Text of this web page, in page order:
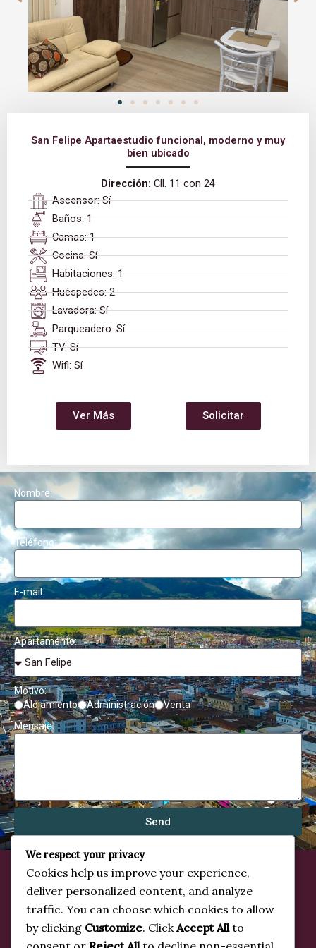
San Felipe Apartaestudio funcional, moderno y muy
bien ubicado
Dirección: Cll. 11 con 24
Ascensor: Sí
Baños: 1
Camas: 1
Cocina: Sí
Habitaciones: 1
Huéspedes: 2
Lavadora: Sí
Parqueadero: Sí
TV: Sí
Wifi: Sí
Ver Más Solicitar
Nombre:
Teléfono:
E-mail:
Apartamento:
Motivo:
Alojamiento
Administración
Venta
Mensaje:
Send
Inicio
Nosotros
We respect your privacy
Cookies help us improve your experience,
deliver personalized content, and analyze
traffic. You can choose which cookies to allow
by clicking Customize. ClickAccept Allto